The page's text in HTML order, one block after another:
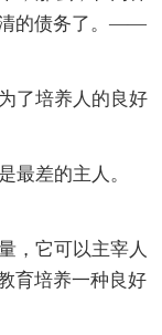
清的债务了。——
了培养人的良好
最差的主人。
，它可以主宰人
育培养一种良好